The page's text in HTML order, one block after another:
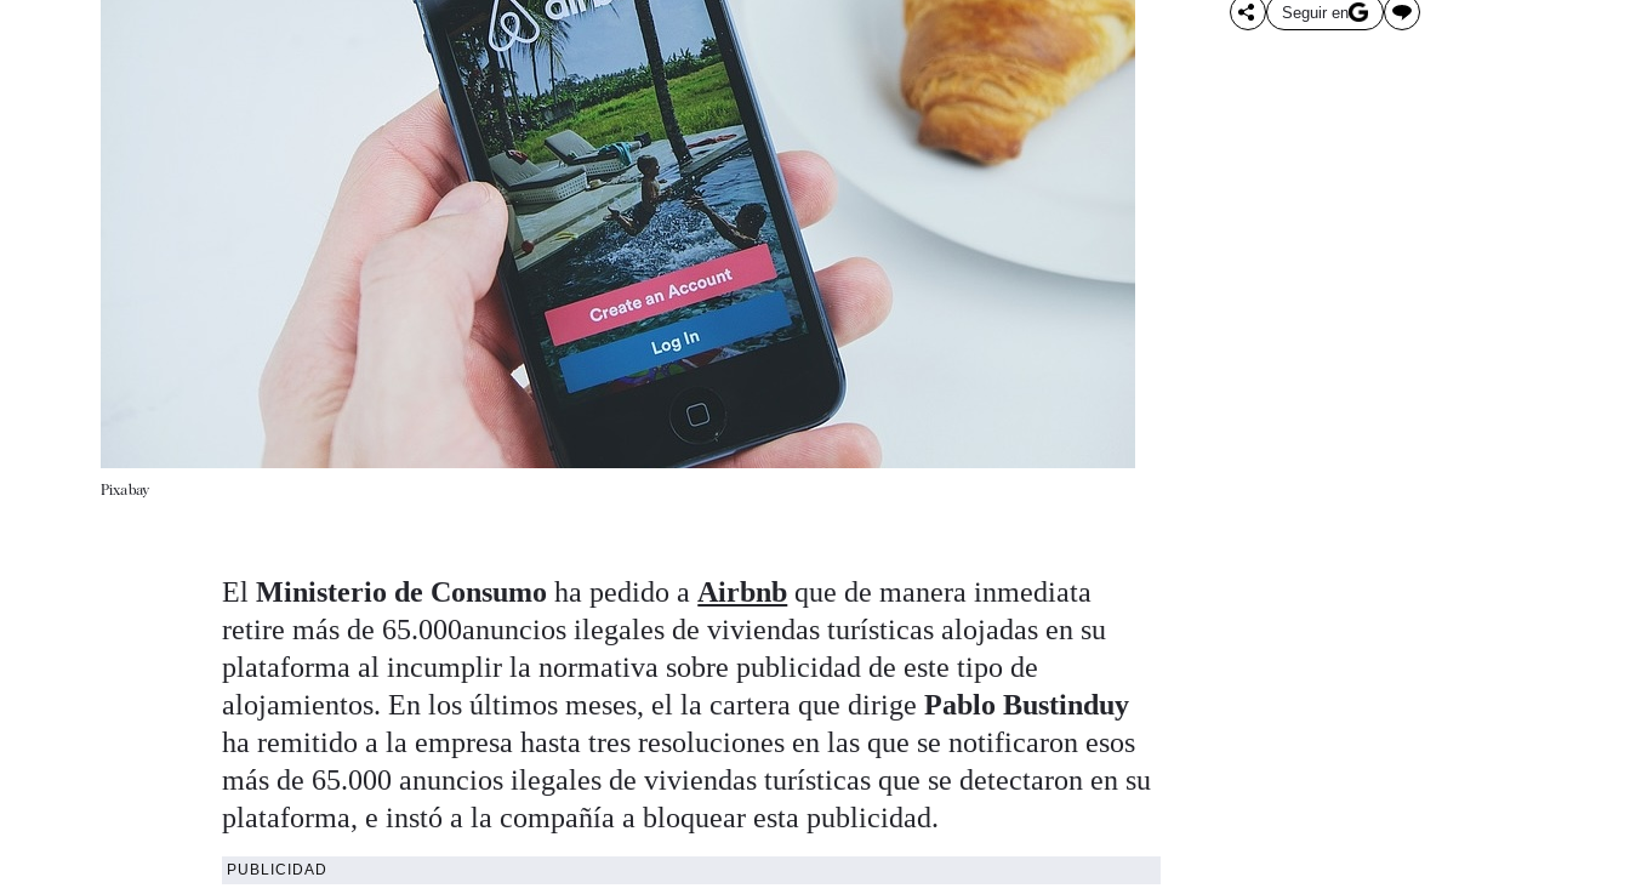
Pixabay
Seguir en
ElMinisterio de Consumo ha pedido a Airbnb que de manera inmediata
retire más de 65.000anuncios ilegales de viviendas turísticas alojadas en su
plataforma al incumplir la normativa sobre publicidad de este tipo de
alojamientos. En los últimos meses, el la cartera que dirigePablo Bustinduy
ha remitido a la empresa hasta tres resoluciones en las que se notificaron esos
más de 65.000 anuncios ilegales de viviendas turísticas que se detectaron en su
plataforma, e instó a la compañía a bloquear esta publicidad.
PUBLICIDAD